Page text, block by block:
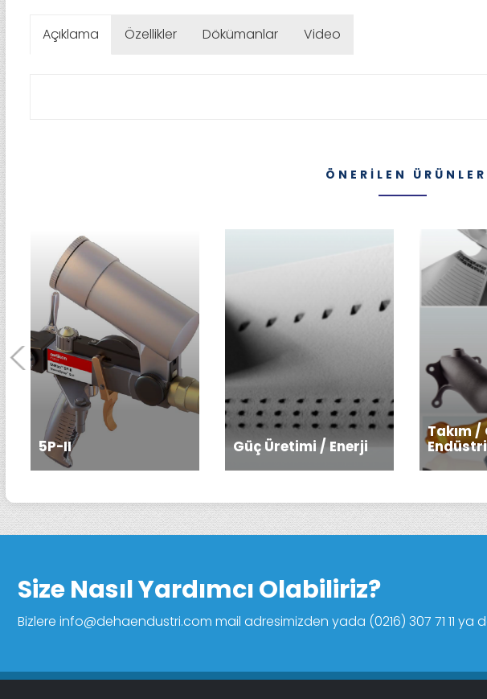
Açıklama Özellikler Dökümanlar Video
ÖNERILEN ÜRÜNLER
5P-II Güç Üretimi / Enerji
Takım /
Endüstri
Size Nasıl Yardımcı Olabiliriz?
Bizlere info@dehaendustri.com mail adresimizden yada (0216) 307 71 11 ya